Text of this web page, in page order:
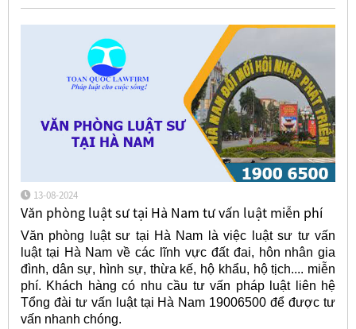
13-08-2024
Văn phòng luật sư tại Hà Nam tư vấn luật miễn phí
Văn phòng luật sư tại Hà Nam là việc luật sư tư vấn
luật tại Hà Nam về các lĩnh vực đất đai, hôn nhân gia
đình, dân sự, hình sự, thừa kế, hộ khẩu, hộ tịch.... miễn
phí. Khách hàng có nhu cầu tư vấn pháp luật liên hệ
Tổng đài tư vấn luật tại Hà Nam 19006500 để được tư
vấn nhanh chóng.